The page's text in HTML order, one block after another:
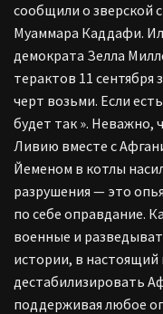
сообщили о зверской
Муаммара Каддафи.
демократа Зелла
терактов 11 сентября
черт возьми. Если
будет так ». Неважно,
Ливию вместе с
Йеменом в котлы
разрушения — это
по себе оправдание.
военные и
истории, в
дестабилизировать
поддерживая любое